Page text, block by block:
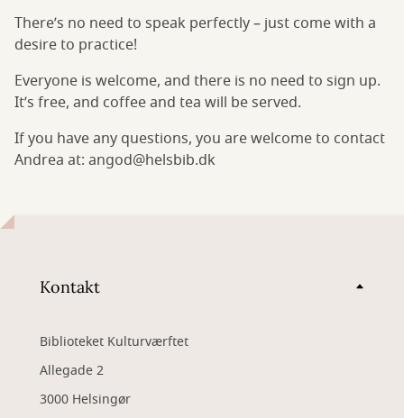
There’s no need to speak perfectly – just come with a
desire to practice!
Everyone is welcome, and there is no need to sign up.
It’s free, and coffee and tea will be served.
If you have any questions, you are welcome to contact
Andrea at: angod@helsbib.dk
Kontakt
Biblioteket Kulturværftet
Allegade 2
3000 Helsingør